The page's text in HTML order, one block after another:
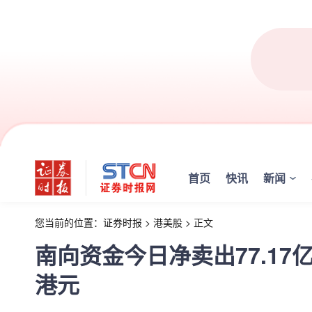
首页 快讯 新闻
您当前的位置： 证券时报 > 港美股 > 正文
南向资金今日净卖出77.17
港元